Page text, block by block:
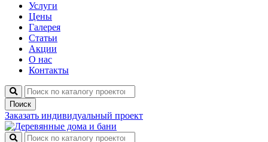
Услуги
Цены
Галерея
Статьи
Акции
О нас
Контакты
Поиск
Заказать индивидуальный проект